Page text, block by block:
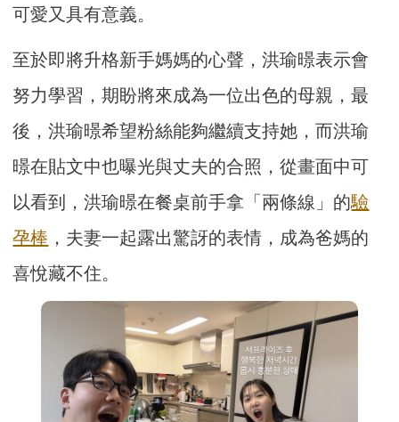
可愛又具有意義。
至於即將升格新手媽媽的心聲，洪瑜暻表示會
努力學習，期盼將來成為一位出色的母親，最
後，洪瑜暻希望粉絲能夠繼續支持她，而洪瑜
暻在貼文中也曝光與丈夫的合照，從畫面中可
以看到，洪瑜暻在餐桌前手拿「兩條線」的驗
孕棒 ，夫妻一起露出驚訝的表情，成為爸媽的
喜悅藏不住。